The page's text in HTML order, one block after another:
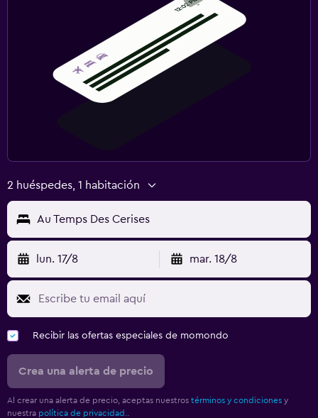
2 huéspedes, 1 habitación
Au Temps Des Cerises
lun. 17/8 mar. 18/8
Recibir las ofertas especiales de momondo
Crea una alerta de precio
Al crear una alerta de precio, aceptas nuestros términos y condiciones y
nuestra política de privacidad.